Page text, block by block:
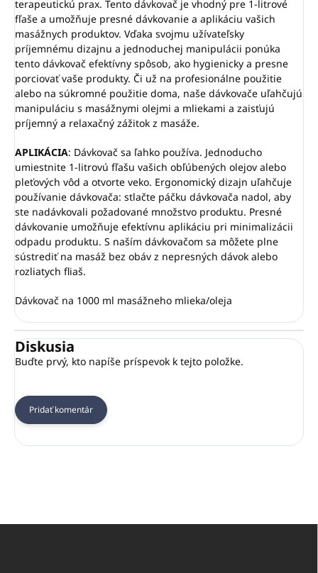
terapeutickú prax. Tento dávkovač je vhodný pre 1-litrové
fľaše a umožňuje presné dávkovanie a aplikáciu vašich
masážnych produktov. Vďaka svojmu užívateľsky
príjemnému dizajnu a jednoduchej manipulácii ponúka
tento dávkovač efektívny spôsob, ako hygienicky a presne
porciovať vaše produkty. Či už na profesionálne použitie
alebo na súkromné ​​použitie doma, naše dávkovače uľahčujú
manipuláciu s masážnymi olejmi a mliekami a zaisťujú
príjemný a relaxačný zážitok z masáže.
APLIKÁCIA: Dávkovač sa ľahko používa. Jednoducho
umiestnite 1-litrovú fľašu vašich obľúbených olejov alebo
pleťových vôd a otvorte veko. Ergonomický dizajn uľahčuje
používanie dávkovača: stlačte páčku dávkovača nadol, aby
ste nadávkovali požadované množstvo produktu. Presné
dávkovanie umožňuje efektívnu aplikáciu pri minimalizácii
odpadu produktu. S naším dávkovačom sa môžete plne
sústrediť na masáž bez obáv z nepresných dávok alebo
rozliatych fliaš.
Dávkovač na 1000 ml masážneho mlieka/oleja
Diskusia
Buďte prvý, kto napíše príspevok k tejto položke.
Pridať komentár